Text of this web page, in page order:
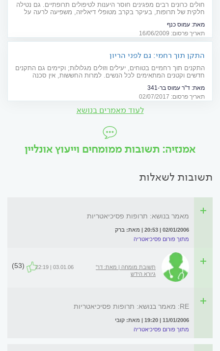
חולים כרונים רבים מפגינים חוסר היענות לטיפולים תרופתיים. גם נטילה
חלקית של תרופות, בעיקר בקרב מטופלי דיאליזה, משפיעה לרעה על
מאת: עמוס כנף
תאריך פרסום: 16/06/2009
התקן תוך רחמי: גם לפני הריון
התקנים תוך רחמיים בטוחים, יעילים וזולים מגלולות; וקיימים גם התקנים
חדשים וקטנים המתאימים לכל הנשים. למרות החששות, אין סכנה
מאת: ד"ר עמוס בר-341
תאריך פרסום: 02/07/2017
לעוד מאמרים בנושא
אמנזיה: תשובות ממומחים וייעוץ אונליין
תשובות לשאלות
מאמר בנושא: תרופות פסיכיאטריות
02/01/2006 | 20:53 | מאת: ברק
מתוך פורום פסיכיאטריה
תשובת מומחה | מאת: דר'
גיורא הידש
03.01.06 | 22:19
(53)
RE: מאמר בנושא: תרופות פסיכיאטריות
11/01/2006 | 19:20 | מאת: קובי
מתוך פורום פסיכיאטריה